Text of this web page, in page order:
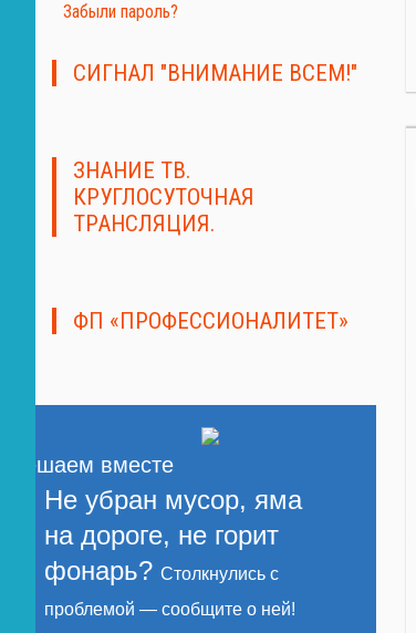
Забыли пароль?
СИГНАЛ "ВНИМАНИЕ ВСЕМ!"
ЗНАНИЕ ТВ.
КРУГЛОСУТОЧНАЯ
ТРАНСЛЯЦИЯ.
ФП «ПРОФЕССИОНАЛИТЕТ»
Решаем вместе
Не убран мусор, яма
на дороге, не горит
фонарь? Столкнулись с
проблемой — сообщите о ней!